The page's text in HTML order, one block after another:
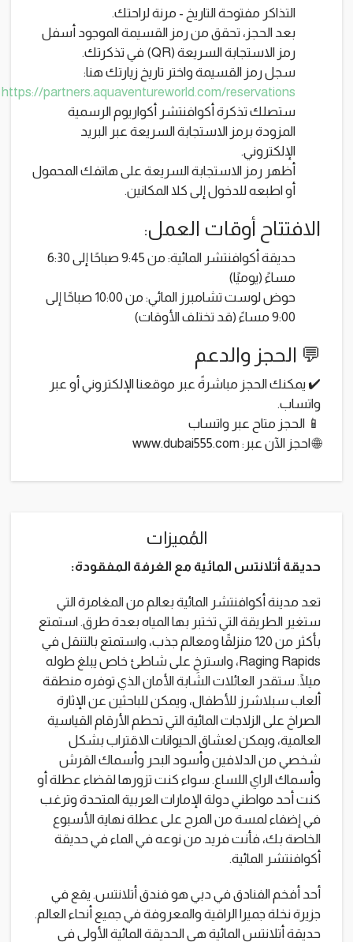
التذاكر مفتوحة التاريخ - مرنة لراحتك.
بعد الحجز، تحقق من رمز القسيمة الموجود أسفل
رمز الاستجابة السريعة (QR) في تذكرتك.
سجل رمز القسيمة واختر تاريخ زيارتك هنا:
https://partners.aquaventureworld.com/reservations
ستصلك تذكرة أكوافنتشر أكواريوم الرسمية
المزودة برمز الاستجابة السريعة عبر البريد
الإلكتروني.
أظهر رمز الاستجابة السريعة على هاتفك المحمول
أو اطبعه للدخول إلى كلا المكانين.
الافتتاح أوقات العمل:
حديقة أكوافنتشر المائية: من 9:45 صباحًا إلى 6:30
مساءً (يوميًا)
حوض لوست تشامبرز المائي: من 10:00 صباحًا إلى
9:00 مساءً (قد تختلف الأوقات)
💬 الحجز والدعم
✔️ يمكنك الحجز مباشرةً عبر موقعنا الإلكتروني أو عبر
واتساب.
📱 الحجز متاح عبر واتساب
🌐 احجز الآن عبر: www.dubai555.com
المُميزات
حديقة أتلانتس المائية مع الغرفة المفقودة:
تعد مدينة أكوافنتشر المائية بعالم من المغامرة التي
ستغير الطريقة التي تختبر بها المياه بعدة طرق. استمتع
بأكثر من 120 منزلقًا ومعالم جذب، واستمتع بالتنقل في
Raging Rapids، واسترخِ على شاطئ خاص يبلغ طوله
ميلًا. ستقدر العائلات الشابة الأمان الذي توفره منطقة
ألعاب سبلاشرز للأطفال، ويمكن للباحثين عن الإثارة
الصراخ على الزلاجات المائية التي تحطم الأرقام القياسية
العالمية، ويمكن لعشاق الحيوانات الاقتراب بشكل
شخصي من الدلافين وأسود البحر وأسماك القرش
وأسماك الراي اللساع. سواء كنت تزورها لقضاء عطلة أو
كنت أحد مواطني دولة الإمارات العربية المتحدة وترغب
في إضفاء لمسة من المرح على عطلة نهاية الأسبوع
الخاصة بك، فأنت فريد من نوعه في الماء في حديقة
أكوافنتشر المائية.
أحد أفخم الفنادق في دبي هو فندق أتلانتس. يقع في
جزيرة نخلة جميرا الراقية والمعروفة في جميع أنحاء العالم.
حديقة أتلانتس المائية هي الحديقة المائية الأولى في